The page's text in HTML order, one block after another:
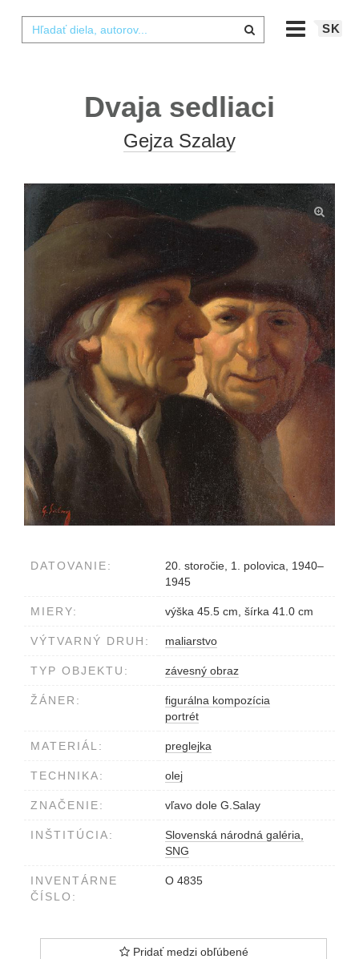
SK
Dvaja sedliaci
Gejza Szalay
DATOVANIE:
20. storočie, 1. polovica, 1940–
1945
MIERY: výška 45.5 cm, šírka 41.0 cm
VÝTVARNÝ DRUH: maliarstvo
TYP OBJEKTU: závesný obraz
ŽÁNER:
figurálna kompozícia
portrét
MATERIÁL: preglejka
TECHNIKA: olej
ZNAČENIE: vľavo dole G.Salay
INŠTITÚCIA:
Slovenská národná galéria,
SNG
INVENTÁRNE
ČÍSLO:
O 4835
Pridať medzi obľúbené